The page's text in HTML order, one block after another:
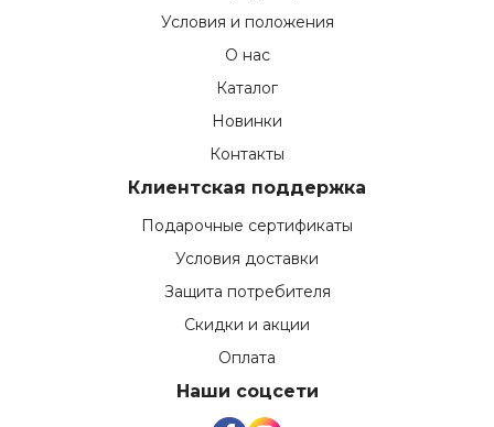
Условия и положения
О нас
Каталог
Новинки
Контакты
Клиентская поддержка
Подарочные сертификаты
Условия доставки
Защита потребителя
Скидки и акции
Оплата
Наши соцсети